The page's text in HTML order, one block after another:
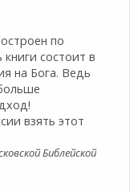
по
состоит в
на Бога. Ведь
взять этот
Библейской